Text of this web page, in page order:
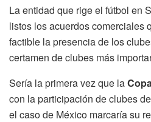
La entidad que rige el fútbol en
listos los acuerdos comerciales
factible la presencia de los
certamen de clubes más
Sería la primera vez que la
con la participación de clubes
el caso de México marcaría su